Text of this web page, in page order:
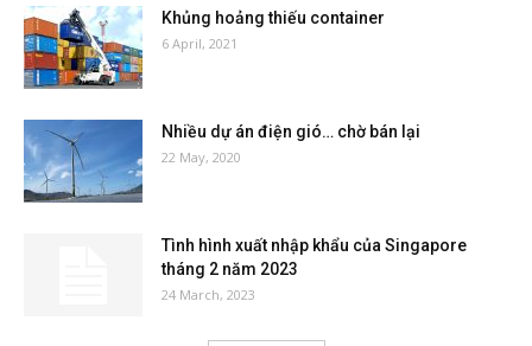
Khủng hoảng thiếu container
6 April, 2021
Nhiều dự án điện gió… chờ bán lại
22 May, 2020
Tình hình xuất nhập khẩu của Singapore
tháng 2 năm 2023
24 March, 2023